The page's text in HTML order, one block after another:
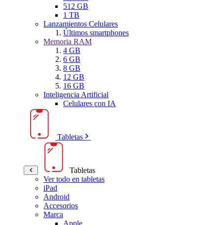
512 GB
1 TB
Lanzamientos Celulares
Últimos smartphones
Memoria RAM
4 GB
6 GB
8 GB
12 GB
16 GB
Inteligencia Artificial
Celulares con IA
Tabletas
Tabletas
Ver todo en tabletas
iPad
Android
Accesorios
Marca
Apple